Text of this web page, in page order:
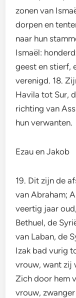
zonen van
dorpen en
naar hun
Ismaël:
geest en stierf,
verenigd. 18.
Havila tot Sur,
richting van
hun verwanten.
Ezau en Jakob
19. Dit zijn de
van Abraham;
veertig jaar
Bethuel, de
van Laban, de
Izak bad vurig
vrouw, want zij
Zich door hem
vrouw,